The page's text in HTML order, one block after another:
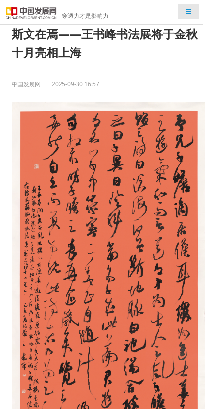
穿透力才是影响力
检索
斯文在焉——王书峰书法展将于金秋
十月亮相上海
中国发展网 2025-09-30 16:57